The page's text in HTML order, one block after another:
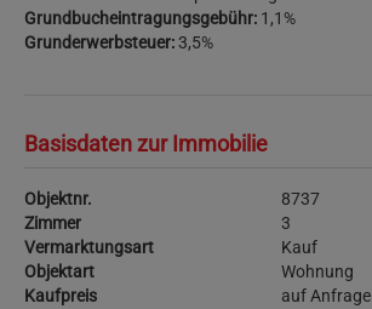
Grundbucheintragungsgebühr: 1,1%
Grunderwerbsteuer:3,5%
Basisdaten zur Immobilie
Objektnr.
8737
Zimmer
3
Vermarktungsart
Kauf
Objektart
Wohnung
Kaufpreis
auf Anfrage